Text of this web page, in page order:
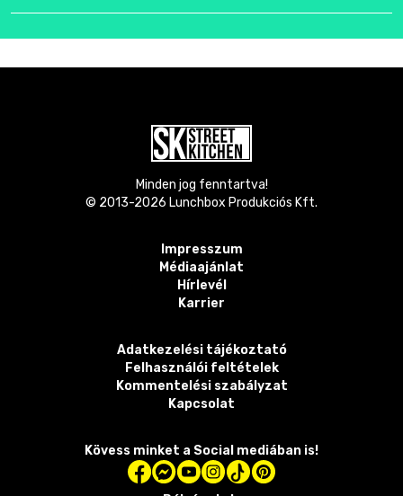
Minden jog fenntartva!
© 2013-2026 Lunchbox Produkciós Kft.
Impresszum
Médiaajánlat
Hírlevél
Karrier
Adatkezelési tájékoztató
Felhasználói feltételek
Kommentelési szabályzat
Kapcsolat
Kövess minket a Social mediában is!